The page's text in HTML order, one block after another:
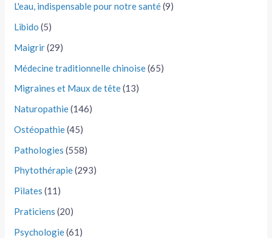
L'eau, indispensable pour notre santé(9)
Libido (5)
Maigrir(29)
Médecine traditionnelle chinoise(65)
Migraines et Maux de tête(13)
Naturopathie(146)
Ostéopathie(45)
Pathologies (558)
Phytothérapie(293)
Pilates (11)
Praticiens (20)
Psychologie(61)